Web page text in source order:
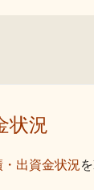
状況
出資金状況